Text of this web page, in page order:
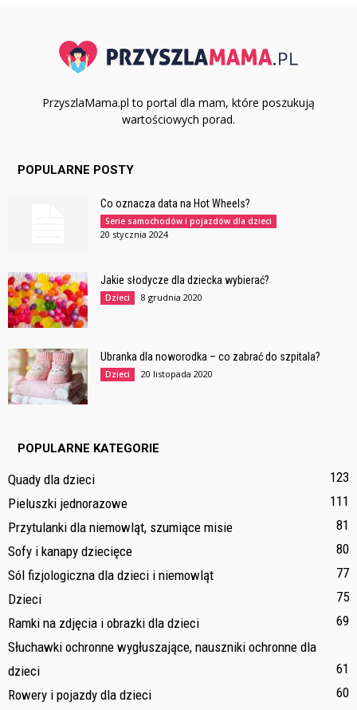
PrzyszlaMama.pl to portal dla mam, które poszukują
wartościowych porad.
POPULARNE POSTY
Co oznacza data na Hot Wheels?
Serie samochodów i pojazdów dla dzieci
20 stycznia 2024
Jakie słodycze dla dziecka wybierać?
Dzieci 8 grudnia 2020
Ubranka dla noworodka – co zabrać do szpitala?
Dzieci 20 listopada 2020
POPULARNE KATEGORIE
Quady dla dzieci
123
Pieluszki jednorazowe
111
Przytulanki dla niemowląt, szumiące misie
81
Sofy i kanapy dziecięce
80
Sól fizjologiczna dla dzieci i niemowląt
77
Dzieci
75
Ramki na zdjęcia i obrazki dla dzieci
69
Słuchawki ochronne wygłuszające, nauszniki ochronne dla
dzieci
61
Rowery i pojazdy dla dzieci
60